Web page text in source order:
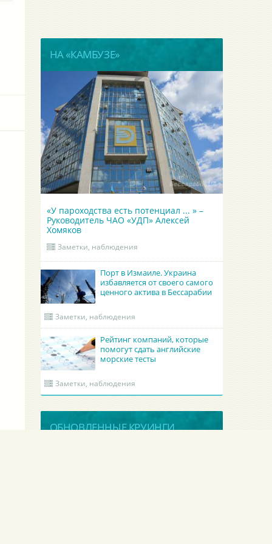
НА «КАМБУЗЕ»
«У пароходства есть потенциал ... » –
Руководитель ЧАО «УДП» Алексей
Хомяков
Заметки, наблюдения
Порт в Измаиле. Украина
избавляется от своего самого
ценного актива в Бессарабии
Заметки, наблюдения
Рейтинг компаний, которые
помогут сдать английские
морские тесты
Заметки, наблюдения
ОБНОВЛЕННЫЕ КРУИНГИ